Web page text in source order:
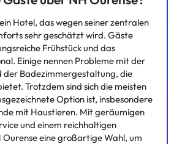
Hotel, das wegen seiner zentralen
sehr geschätzt wird. Gäste
Frühstück und das
Einige nennen Probleme mit der
der Badezimmergestaltung, die
Trotzdem sind sich die meisten
Option ist, insbesondere
mit Haustieren. Mit geräumigen
und einem reichhaltigen
Ourense eine großartige Wahl, um